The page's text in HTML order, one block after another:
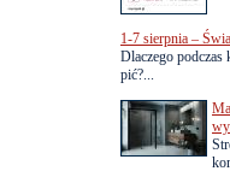
1-7 sierpnia –
Dlaczego podczas
pić?...